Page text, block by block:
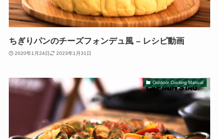
ちぎりパンのチーズフォンデュ風 – レシピ動画
2020年1月24日 2023年1月31日
Outdoor Cooking Manual